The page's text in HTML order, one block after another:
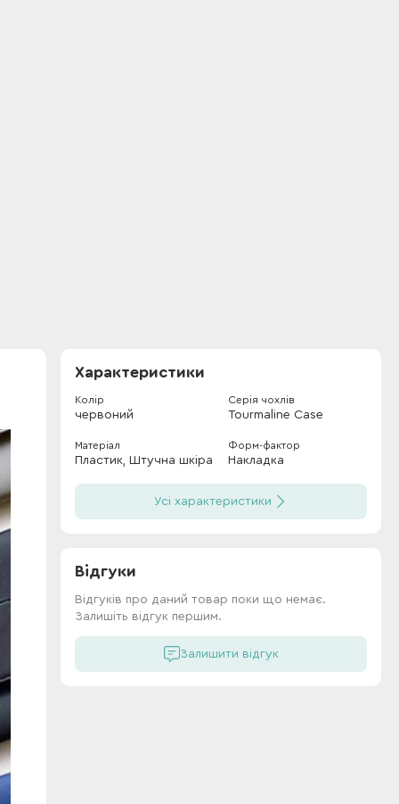
Характеристики
Колір
червоний
Серія чохлів
Tourmaline Case
Матеріал
Пластик, Штучна шкіра
Форм-фактор
Накладка
Усі характеристики
Відгуки
Відгуків про даний товар поки що немає.
Залишіть відгук першим.
Залишити відгук